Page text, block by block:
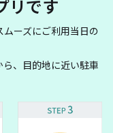
リです
ーズにご利用当日の
、目的地に近い駐車